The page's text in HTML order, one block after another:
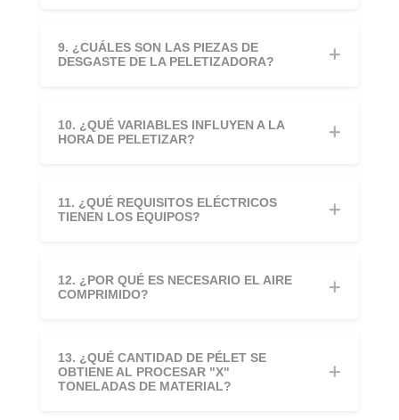
9. ¿CUÁLES SON LAS PIEZAS DE
DESGASTE DE LA PELETIZADORA?
10. ¿QUÉ VARIABLES INFLUYEN A LA
HORA DE PELETIZAR?
11. ¿QUÉ REQUISITOS ELÉCTRICOS
TIENEN LOS EQUIPOS?
12. ¿POR QUÉ ES NECESARIO EL AIRE
COMPRIMIDO?
13. ¿QUÉ CANTIDAD DE PÉLET SE
OBTIENE AL PROCESAR "X"
TONELADAS DE MATERIAL?